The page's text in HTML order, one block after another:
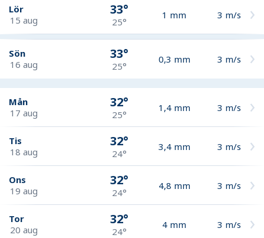
Lör
15 aug
33°
25°
1 mm 3 m/s
Sön
16 aug
33°
25°
0,3 mm 3 m/s
Mån
17 aug
32°
25°
1,4 mm 3 m/s
Tis
18 aug
32°
24°
3,4 mm 3 m/s
Ons
19 aug
32°
24°
4,8 mm 3 m/s
Tor
20 aug
32°
24°
4 mm 3 m/s